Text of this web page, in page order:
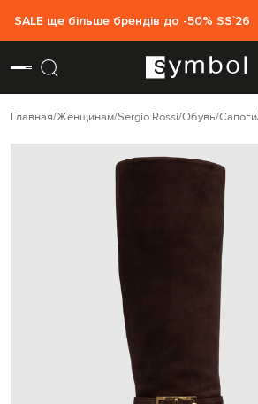
SALE ще більше брендів до -50% SS`26
Главная Женщинам Sergio Rossi Обувь Сапоги